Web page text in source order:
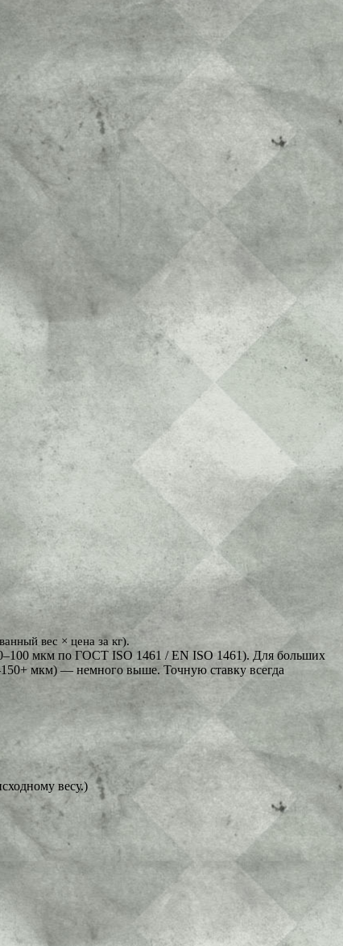
вес × цена за кг).
мкм по ГОСТ ISO 1461 / EN ISO 1461). Для больших
мкм) — немного выше. Точную ставку всегда
весу.)